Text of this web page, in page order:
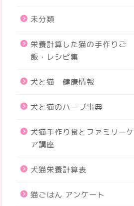
未分類
栄養計算した猫の手作りご
飯・レシピ集
犬と猫 健康情報
犬と猫のハーブ事典
犬猫手作り食とファミリーケ
ア講座
犬猫栄養計算表
猫ごはん アンケート